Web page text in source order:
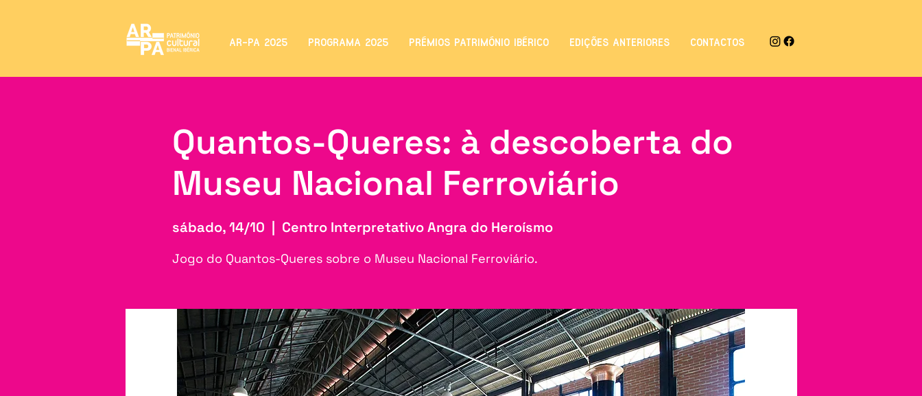
AR-PA 2025 PROGRAMA 2025 PRÉMIOS PATRIMÓNIO IBÉRICO EDIÇÕES ANTERIORES CONTACTOS
Quantos-Queres: à descoberta do
Museu Nacional Ferroviário
sábado, 14/10
  |
Centro Interpretativo Angra do Heroísmo
Jogo do Quantos-Queres sobre o Museu Nacional Ferroviário.